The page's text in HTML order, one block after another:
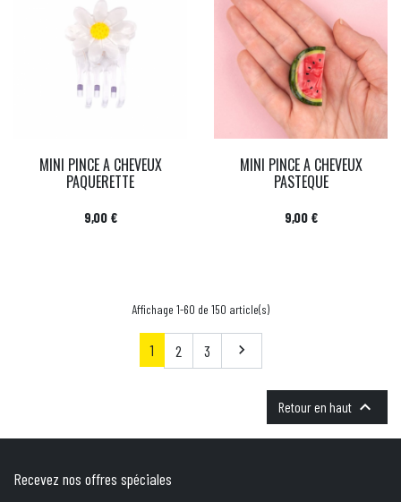
MINI PINCE A CHEVEUX
PAQUERETTE
Prix
9,00 €
MINI PINCE A CHEVEUX
PASTEQUE
Prix
9,00 €
Affichage 1-60 de 150 article(s)
1 2 3 Suivant

Retour en haut 
Recevez nos offres spéciales